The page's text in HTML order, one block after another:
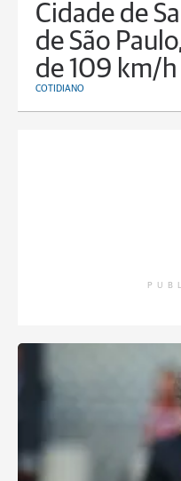
Cidade de
de São
de 109 km/h
COTIDIANO